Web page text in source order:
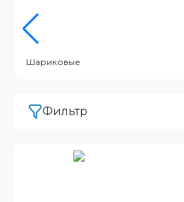
Шариковые
Фильтр